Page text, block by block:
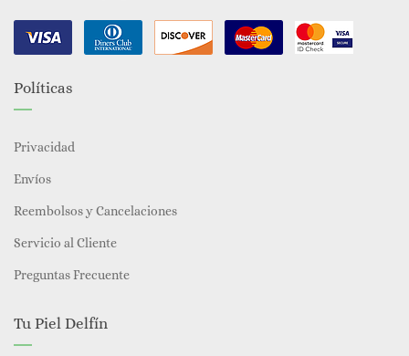
Políticas
Privacidad
Envíos
Reembolsos y Cancelaciones
Servicio al Cliente
Preguntas Frecuente
Tu Piel Delfín